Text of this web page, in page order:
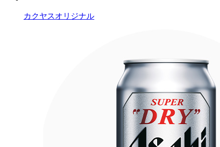
カクヤスオリジナル